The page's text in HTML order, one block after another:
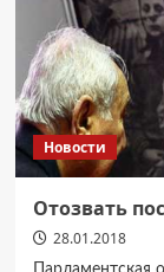
Новости
Отозвать
28.01.2018